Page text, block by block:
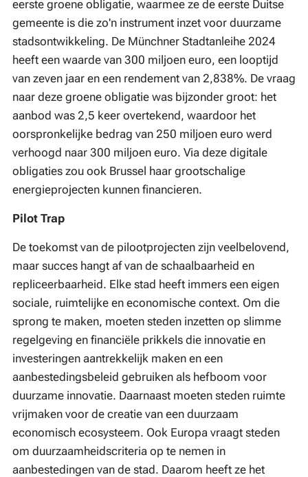
eerste groene obligatie, waarmee ze de eerste Duitse
gemeente is die zo'n instrument inzet voor duurzame
stadsontwikkeling. De Münchner Stadtanleihe 2024
heeft een waarde van 300 miljoen euro, een looptijd
van zeven jaar en een rendement van 2,838%. De vraag
naar deze groene obligatie was bijzonder groot: het
aanbod was 2,5 keer overtekend, waardoor het
oorspronkelijke bedrag van 250 miljoen euro werd
verhoogd naar 300 miljoen euro. Via deze digitale
obligaties zou ook Brussel haar grootschalige
energieprojecten kunnen financieren.
Pilot Trap
De toekomst van de pilootprojecten zijn veelbelovend,
maar succes hangt af van de schaalbaarheid en
repliceerbaarheid. Elke stad heeft immers een eigen
sociale, ruimtelijke en economische context. Om die
sprong te maken, moeten steden inzetten op slimme
regelgeving en financiële prikkels die innovatie en
investeringen aantrekkelijk maken en een
aanbestedingsbeleid gebruiken als hefboom voor
duurzame innovatie. Daarnaast moeten steden ruimte
vrijmaken voor de creatie van een duurzaam
economisch ecosysteem. Ook Europa vraagt steden
om duurzaamheidscriteria op te nemen in
aanbestedingen van de stad. Daarom heeft ze het